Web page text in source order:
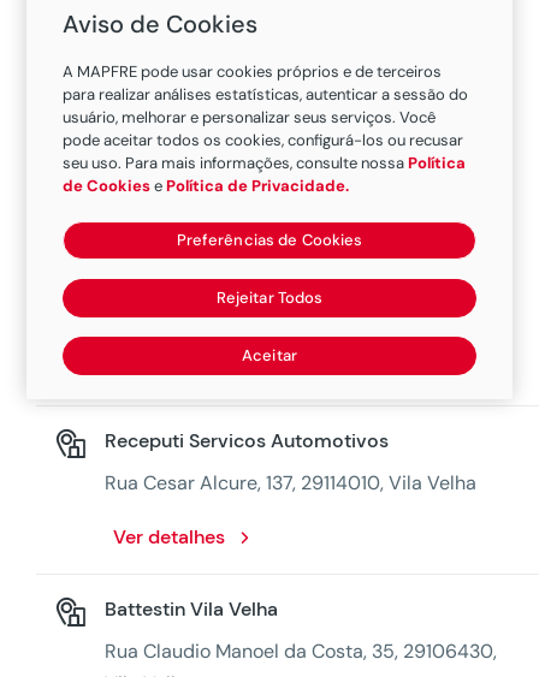
MAPFRE em Vila Velha
Existem 3 oficinas nesta cidade.
Contauto
Avenida Carlos Lindenberg, 2400, 29120900,
Vila Velha
Receputi Servicos Automotivos
Rua Cesar Alcure, 137, 29114010, Vila Velha
Ver detalhes
Battestin Vila Velha
Rua Claudio Manoel da Costa, 35, 29106430,
Aviso de Cookies
A MAPFRE pode usar cookies próprios e de terceiros
para realizar análises estatísticas, autenticar a sessão do
usuário, melhorar e personalizar seus serviços. Você
pode aceitar todos os cookies, configurá-los ou recusar
seu uso. Para mais informações, consulte nossaPolítica
de CookiesePolítica de Privacidade.
Preferências de Cookies
Rejeitar Todos
Aceitar